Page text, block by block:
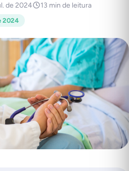
de 2024 13 min de leitura
2024